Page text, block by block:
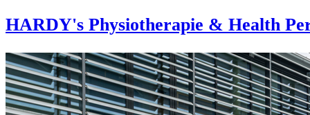
HARDY's Physiotherapie & Health